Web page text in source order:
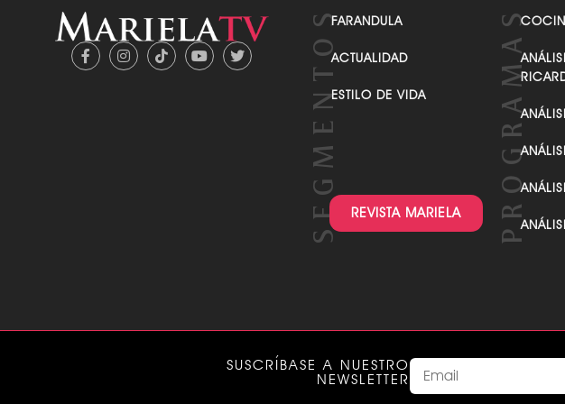
FARANDULA
ACTUALIDAD
ESTILO DE VIDA
REVISTA MARIELA
SUSCRÍBASE A NUESTRO
NEWSLETTER